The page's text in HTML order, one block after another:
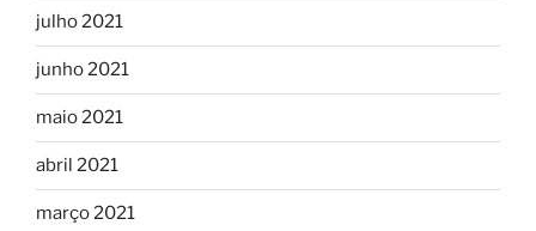
julho 2021
junho 2021
maio 2021
abril 2021
março 2021